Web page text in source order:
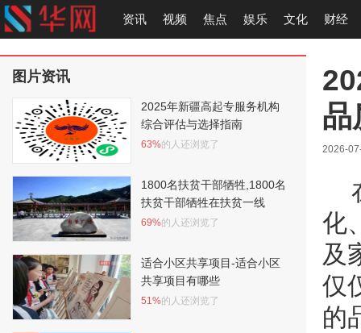
资讯 视频 焦点 娱乐 文化 财经
品
2026-
化
及
仅
的
图片资讯
2025年新疆高起专服务机构
综合评估与选择指南
63%的人还浏览了
1800名扶贫干部牺牲,1800名
扶贫干部牺牲在扶贫一线
69%的人还浏览了
适合小区共享项目-适合小区
共享项目有哪些
51%的人还浏览了